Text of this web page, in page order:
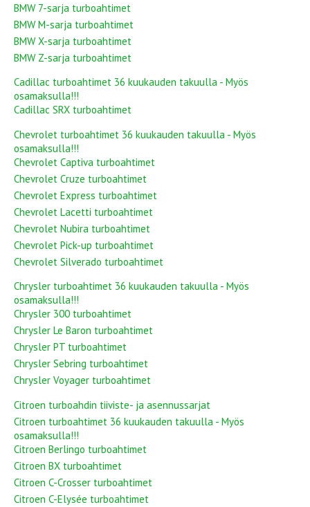
BMW 7-sarja turboahtimet
BMW M-sarja turboahtimet
BMW X-sarja turboahtimet
BMW Z-sarja turboahtimet
Cadillac turboahtimet 36 kuukauden takuulla - Myös
osamaksulla!!!
Cadillac SRX turboahtimet
Chevrolet turboahtimet 36 kuukauden takuulla - Myös
osamaksulla!!!
Chevrolet Captiva turboahtimet
Chevrolet Cruze turboahtimet
Chevrolet Express turboahtimet
Chevrolet Lacetti turboahtimet
Chevrolet Nubira turboahtimet
Chevrolet Pick-up turboahtimet
Chevrolet Silverado turboahtimet
Chrysler turboahtimet 36 kuukauden takuulla - Myös
osamaksulla!!!
Chrysler 300 turboahtimet
Chrysler Le Baron turboahtimet
Chrysler PT turboahtimet
Chrysler Sebring turboahtimet
Chrysler Voyager turboahtimet
Citroen turboahdin tiiviste- ja asennussarjat
Citroen turboahtimet 36 kuukauden takuulla - Myös
osamaksulla!!!
Citroen Berlingo turboahtimet
Citroen BX turboahtimet
Citroen C-Crosser turboahtimet
Citroen C-Elysée turboahtimet